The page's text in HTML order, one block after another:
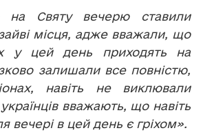
на Святу вечерю ставили
місця, адже вважали, що
у цей день приходять на
залишали все повністю,
навіть не виклювали
українців вважають, що навіть
вечері в цей день є гріхом».